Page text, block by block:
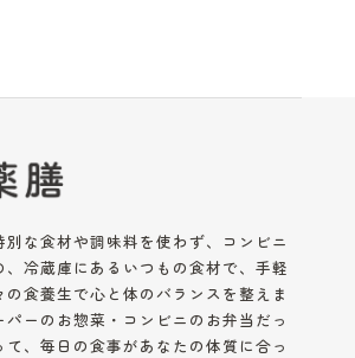
別な食材や調味料を使わず、コンビニ
冷蔵庫にあるいつもの食材で、手軽
食養生で心と体のバランスを整えま
ーのお惣菜・コンビニのお弁当だっ
、毎日の食事があなたの体質に合っ